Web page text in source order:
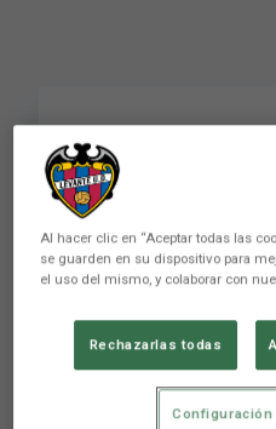
FN | No te
repaso a la
#levanteud
Al hacer clic en “Aceptar todas las
se guarden en su dispositivo para
el uso del mismo, y colaborar con
Rechazarlas todas